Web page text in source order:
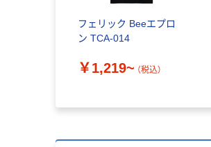
フェリック Beeエプロ
ン TCA-014
￥1,219~ （税込）